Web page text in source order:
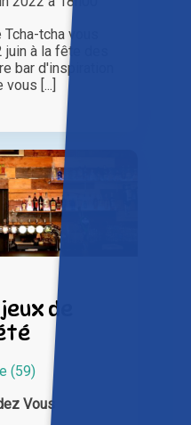
tcha vous
à la fête des
bar d'inspiration
[...]
de
(59)
Vous